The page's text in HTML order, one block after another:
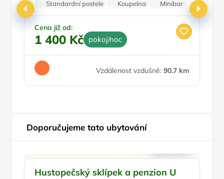
Standardní postele Koupelna
Minibar
Parkování zdarma
Cena již od:
1 400 Kč pokoj/noc
Vzdálenost vzdušně: 90.7 km
Doporučujeme tato ubytování
Pro skupiny
Hustopečský sklípek a penzion U